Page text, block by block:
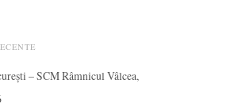
– SCM Râmnicul Vâlcea,